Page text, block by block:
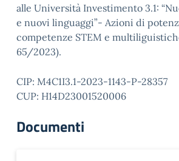
alle Università Investimento 3.1:
e nuovi linguaggi”- Azioni di
competenze STEM e
65/2023).
CIP: M4C1I3.1-2023-1143-P-28357
CUP: H14D23001520006
Documenti